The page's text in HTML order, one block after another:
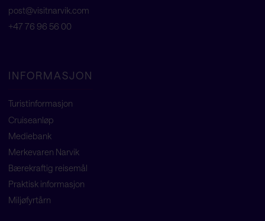
post@visitnarvik.com
+47 76 96 56 00
INFORMASJON
Turistinformasjon
Cruiseanløp
Mediebank
Merkevaren Narvik
Bærekraftig reisemål
Praktisk informasjon
Miljøfyrtårn